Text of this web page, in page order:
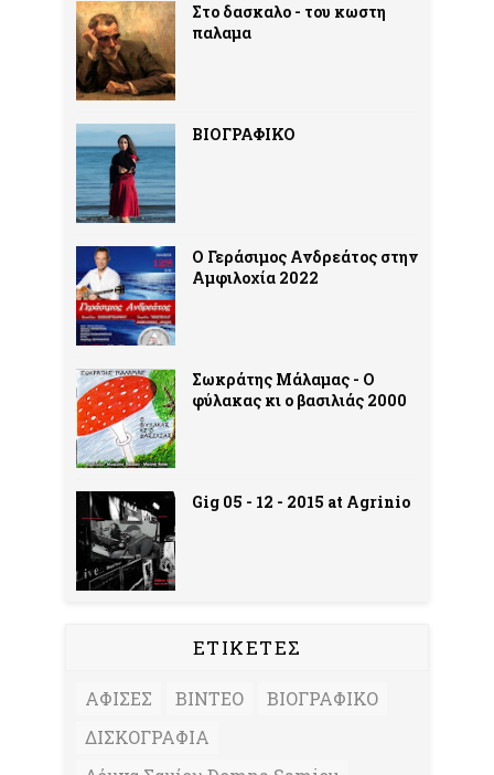
Στο δασκαλο - του κωστη
παλαμα
ΒΙΟΓΡΑΦΙΚΟ
Ο Γεράσιμος Ανδρεάτος στην
Αμφιλοχία 2022
Σωκράτης Μάλαμας - Ο
φύλακας κι ο βασιλιάς 2000
Gig 05 - 12 - 2015 at Agrinio
ΕΤΙΚΕΤΕΣ
ΑΦΙΣΕΣ ΒΙΝΤΕΟ
ΒΙΟΓΡΑΦΙΚΟ
ΔΙΣΚΟΓΡΑΦΙΑ